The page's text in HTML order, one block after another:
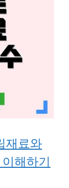
재료와
해하기